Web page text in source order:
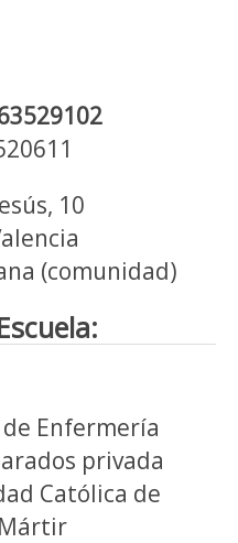
10
(comunidad)
Enfermería
privada
Católica de